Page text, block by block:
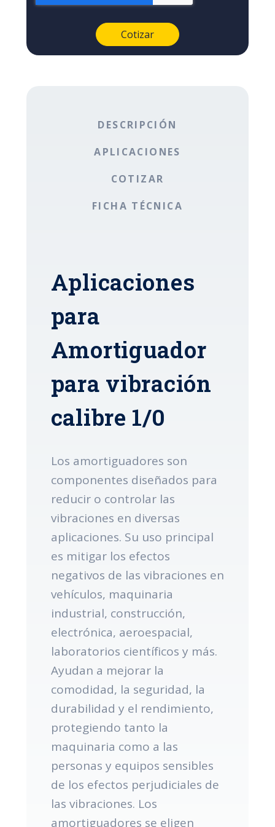
DESCRIPCIÓN
APLICACIONES
COTIZAR
FICHA TÉCNICA
Aplicaciones
para
Amortiguador
para vibración
calibre 1/0
Los amortiguadores son
componentes diseñados para
reducir o controlar las
vibraciones en diversas
aplicaciones. Su uso principal
es mitigar los efectos
negativos de las vibraciones en
vehículos, maquinaria
industrial, construcción,
electrónica, aeroespacial,
laboratorios científicos y más.
Ayudan a mejorar la
comodidad, la seguridad, la
durabilidad y el rendimiento,
protegiendo tanto la
maquinaria como a las
personas y equipos sensibles
de los efectos perjudiciales de
las vibraciones. Los
amortiguadores se eligen